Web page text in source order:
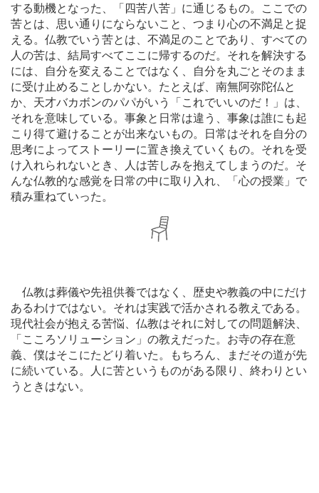
する動機となった、「四苦八苦」に通じるもの。ここでの
苦とは、思い通りにならないこと、つまり心の不満足と捉
える。仏教でいう苦とは、不満足のことであり、すべての
人の苦は、結局すべてここに帰するのだ。それを解決する
には、自分を変えることではなく、自分を丸ごとそのまま
に受け止めることしかない。たとえば、南無阿弥陀仏と
か、天才バカボンのパパがいう「これでいいのだ！」は、
それを意味している。事象と日常は違う、事象は誰にも起
こり得て避けることが出来ないもの。日常はそれを自分の
思考によってストーリーに置き換えていくもの。それを受
け入れられないとき、人は苦しみを抱えてしまうのだ。そ
んな仏教的な感覚を日常の中に取り入れ、「心の授業」で
積み重ねていった。
仏教は葬儀や先祖供養ではなく、歴史や教義の中にだけ
あるわけではない。それは実践で活かされる教えである。
現代社会が抱える苦悩、仏教はそれに対しての問題解決、
「こころソリューション」の教えだった。お寺の存在意
義、僕はそこにたどり着いた。もちろん、まだその道が先
に続いている。人に苦というものがある限り、終わりとい
うときはない。